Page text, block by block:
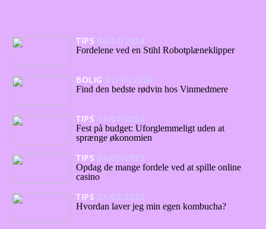
TIPS 06/12/2024
Fordelene ved en Stihl Robotplæneklipper
BOLIG 07/10/2024
Find den bedste rødvin hos Vinmedmere
TIPS 19/07/2024
Fest på budget: Uforglemmeligt uden at
sprænge økonomien
TIPS 04/05/2023
Opdag de mange fordele ved at spille online
casino
TIPS 24/02/2023
Hvordan laver jeg min egen kombucha?